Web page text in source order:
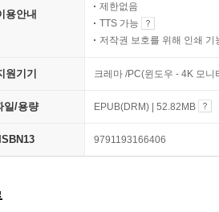
용안내
제한없음
TTS 가능
저작권 보호를 위해 인쇄 기
원기기 크레마 /PC(윈도우 - 4K 모
일/용량 EPUB(DRM) | 52.82MB
ISBN13 9791193166406